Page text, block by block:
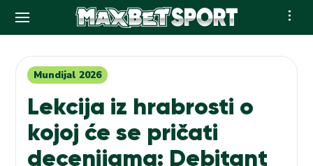
contentMundijal 2026
Lekcija iz hrabrosti o
kojoj će se pričati
decenijama: Debitant